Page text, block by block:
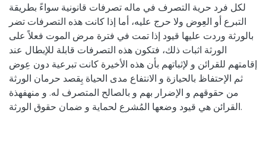
لكل فرد حرية التصرف في ماله تصرفات قانونية سواءً بطريقة
التبرع أو العِوض ولا حرج عليه، أما إذا كانت هذه التصرفات تضر
بالورثة وردت عليها قيود إذا تمت في فترة مرض الموت فعلاً على
الورثة اثبات ذلك، فتكون هذه التصرفات قابلة للإبطال عند
إقامتهم للقرائن و لإثباتهم بأن هذه الأخيرة كانت تبرعية دون عِوض
ثم الإحتفاظ بالحيازة و الانتفاع مدى الحياة بِقصد حرمان الورثة
من حقوقهم و الإضرار بهم و بالصالح المتصرف له. و منهفهذة
القرائن هي قيود وضعها المُشرع لحماية و ضمان حقوق الورثة.